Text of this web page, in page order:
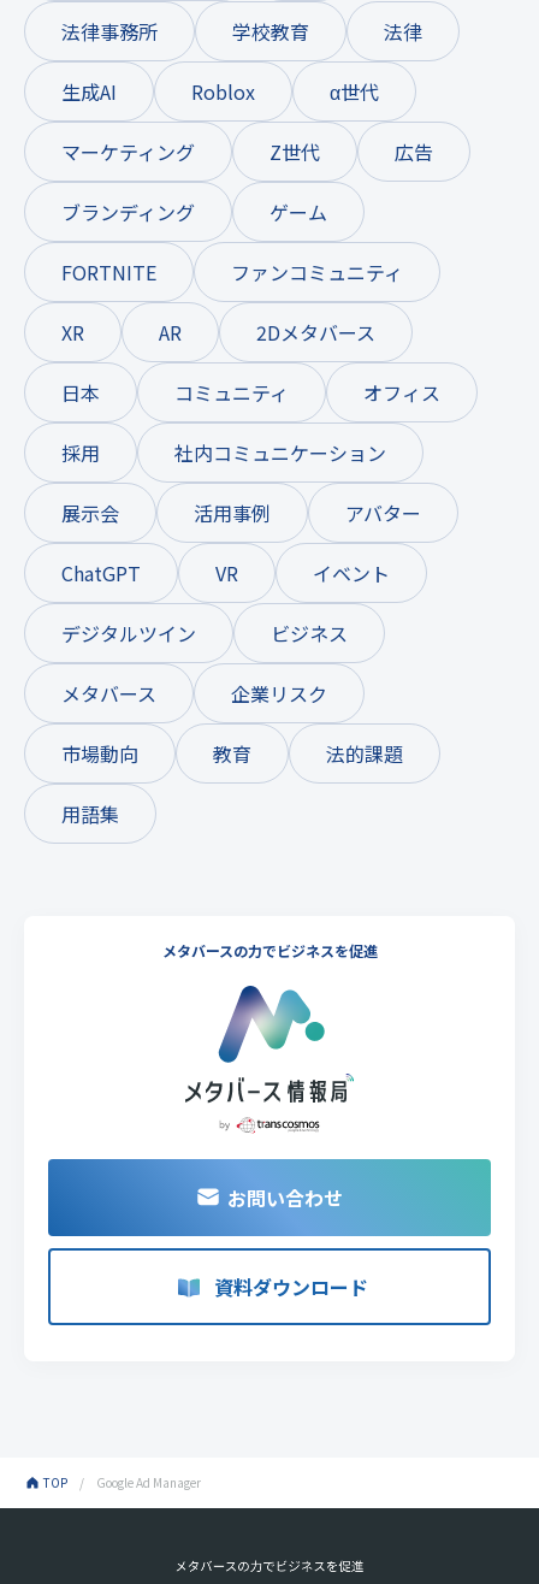
法律事務所 学校教育 法律
生成AI Roblox α世代
マーケティング Z世代 広告
ブランディング ゲーム
FORTNITE ファンコミュニティ
XR AR 2Dメタバース
日本 コミュニティ オフィス
採用 社内コミュニケーション
展示会 活用事例 アバター
ChatGPT VR イベント
デジタルツイン ビジネス
メタバース 企業リスク
市場動向 教育 法的課題
用語集
メタバースの力でビジネスを促進
お問い合わせ
資料ダウンロード
TOP Google Ad Manager